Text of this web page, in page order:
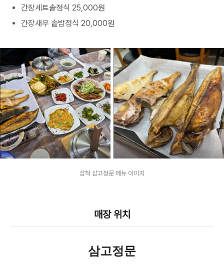
간장세트솥정식 25,000원
간장새우 솥밥정식 20,000원
삼척 삼고정문 메뉴 이미지
매장 위치